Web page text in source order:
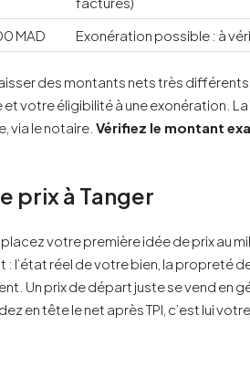
MAD Exonération possible : à
des montants nets très
votre éligibilité à une exonération. La
via le notaire. Vérifiez le montant
prix à Tanger
votre première idée de prix au
: l’état réel de votre bien, la propreté
Un prix de départ juste se vend en
en tête le net après TPI, c’est lui